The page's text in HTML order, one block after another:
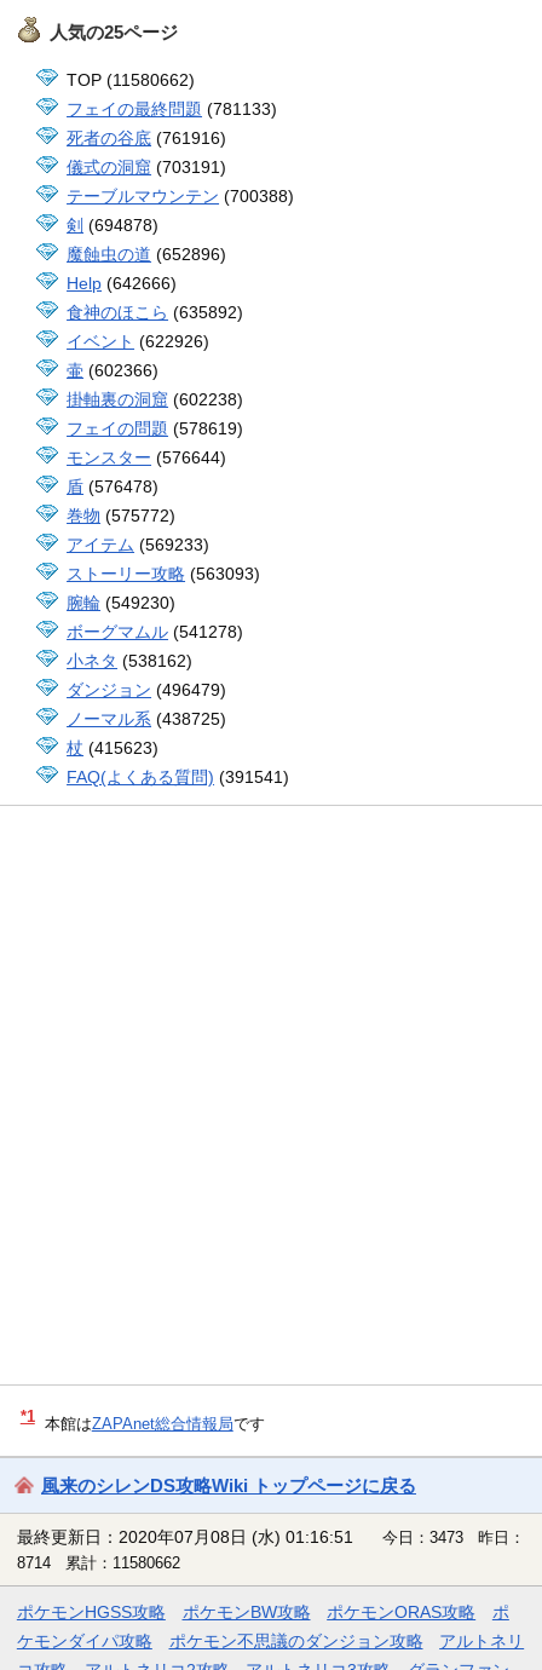
人気の25ページ
TOP (11580662)
フェイの最終問題 (781133)
死者の谷底 (761916)
儀式の洞窟 (703191)
テーブルマウンテン (700388)
剣 (694878)
魔蝕虫の道 (652896)
Help (642666)
食神のほこら (635892)
イベント (622926)
壷 (602366)
掛軸裏の洞窟 (602238)
フェイの問題 (578619)
モンスター (576644)
盾 (576478)
巻物 (575772)
アイテム (569233)
ストーリー攻略 (563093)
腕輪 (549230)
ボーグマムル (541278)
小ネタ (538162)
ダンジョン (496479)
ノーマル系 (438725)
杖 (415623)
FAQ(よくある質問) (391541)
*1 本館はZAPAnet総合情報局です
風来のシレンDS攻略Wiki トップページに戻る
最終更新日：2020年07月08日 (水) 01:16:51
今日：3473 昨日：
8714 累計：11580662
ポケモンHGSS攻略 ポケモンBW攻略 ポケモンORAS攻略
ポ
ケモンダイパ攻略
ポケモン不思議のダンジョン攻略
アルトネリ